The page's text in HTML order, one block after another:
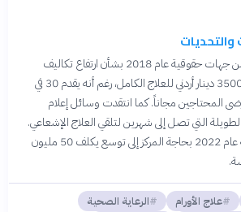
والتحديات
واجه المركز انتقادات من جهات حقوقية عام 2018 بشأن ارتفاع تكاليف
العلاج التي تصل إلى 35000 دينار أردني للعلاج الكامل، رغم أنه يقدم 30 في
المحتاجين مجاناً. كما انتقدت وسائل إعلام
التي تصل إلى شهرين لتلقي العلاج الإشعاعي.
أقرت الحكومة الأردنية عام 2022 بحاجة المركز إلى توسع يكلف 50 مليون
علاج الأورام
الرعاية الصحية